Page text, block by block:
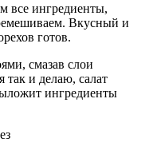
все ингредиенты,
Вкусный и
готов.
смазав слои
так и делаю, салат
ингредиенты